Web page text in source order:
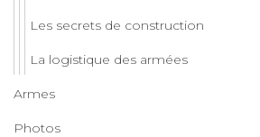
Les secrets de construction
La logistique des armées
Armes
Photos